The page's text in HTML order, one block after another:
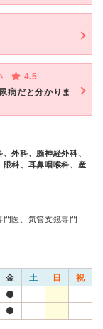
4.5
病だと分かりま
外科、脳神経外科、
科、耳鼻咽喉科、産
医、気管支鏡専門
金 土 日 祝